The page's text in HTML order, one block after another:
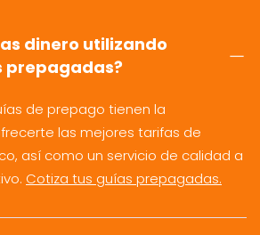
dinero utilizando
prepagadas?
de prepago tienen la
las mejores tarifas de
así como un servicio de calidad a
Cotiza tus guías prepagadas.